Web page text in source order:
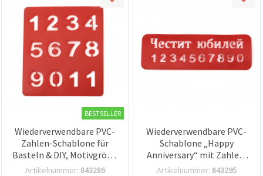
BESTSELLER
Wiederverwendbare PVC-
Zahlen-Schablone für
Basteln & DIY, Motivgröße
8 x 7,5 cm
Artikelnummer: 843286
Wiederverwendbare PVC-
Schablone „Happy
Anniversary“ mit Zahlen,
Druckgröße 12,7 x 3,5 cm
Artikelnummer: 843295